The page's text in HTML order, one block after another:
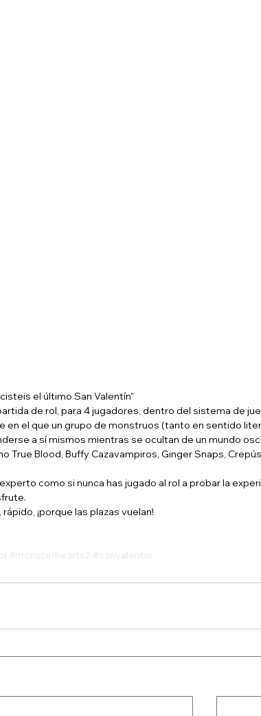
el último San Valentín"
de rol, para 4 jugadores, dentro del sistema de
en el que un grupo de monstruos (tanto en sentido
a sí mismos mientras se ocultan de un mundo
True Blood, Buffy Cazavampiros, Ginger Snaps,
como si nunca has jugado al rol a probar la
¡porque las plazas vuelan!
#monsterhearts2 #sanvalentin